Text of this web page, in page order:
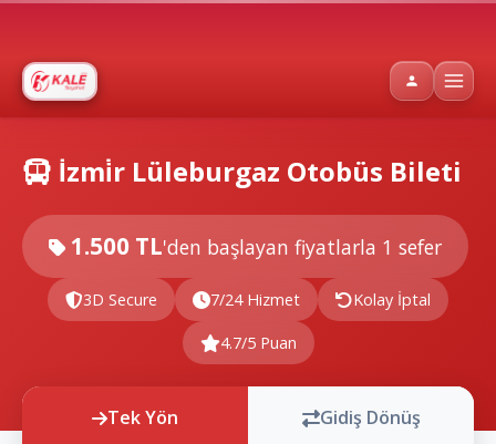
İzmi̇r Lüleburgaz Otobüs Bileti
1.500 TL'den başlayan fiyatlarla 1 sefer
3D Secure 7/24 Hizmet Kolay İptal
4.7/5 Puan
Tek Yön Gidiş Dönüş